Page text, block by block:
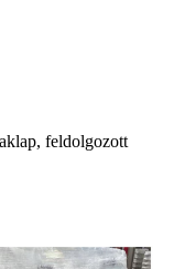
feldolgozott